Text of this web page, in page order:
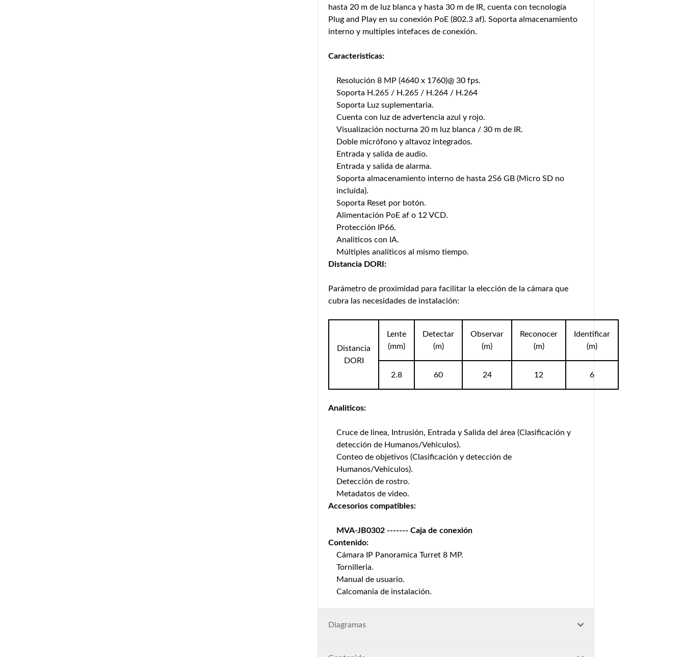
hasta 20 m de luz blanca y hasta 30 m de IR, cuenta con tecnología
Plug and Play en su conexión PoE (802.3 af). Soporta almacenamiento
interno y multiples intefaces de conexión.
Caracteristicas:
Resolución 8 MP (4640 x 1760)@ 30 fps.
Soporta H.265 / H.265 / H.264 / H.264
Soporta Luz suplementaria.
Cuenta con luz de advertencia azul y rojo.
Visualización nocturna 20 m luz blanca / 30 m de IR.
Doble micrófono y altavoz integrados.
Entrada y salida de audio.
Entrada y salida de alarma.
Soporta almacenamiento interno de hasta 256 GB (Micro SD no
incluida).
Soporta Reset por botón.
Alimentación PoE af o 12 VCD.
Protección IP66.
Analiticos con IA.
Múltiples analiticos al mismo tiempo.
Distancia DORI:
Parámetro de proximidad para facilitar la elección de la cámara que
cubra las necesidades de instalación:
Distancia
DORI
Lente
(mm)
Detectar
(m)
Observar
(m)
Reconocer
(m)
Identificar
(m)
2.8 60 24 12 6
Analiticos:
Cruce de linea, Intrusión, Entrada y Salida del área (Clasificación y
detección de Humanos/Vehiculos).
Conteo de objetivos (Clasificación y detección de
Humanos/Vehiculos).
Detección de rostro.
Metadatos de video.
Accesorios compatibles:
MVA-JB0302 ------- Caja de conexión
Contenido:
Cámara IP Panoramica Turret 8 MP.
Tornilleria.
Manual de usuario.
Calcomania de instalación.
Diagramas